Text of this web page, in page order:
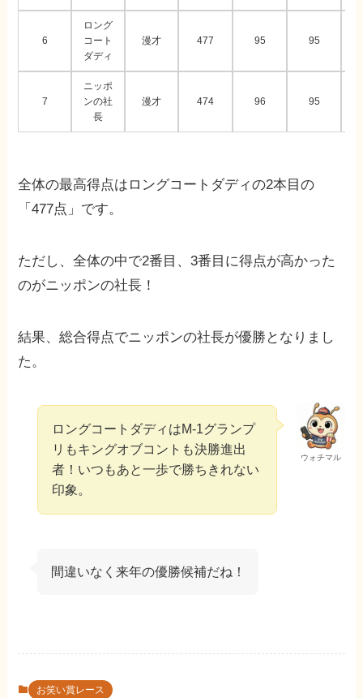
6
ロング
コート
ダディ
漫才 477 95 95
7
ニッポ
ンの社
長
漫才 474 96 95
全体の最高得点はロングコートダディの2本目の
「477点」です。
ただし、全体の中で2番目、3番目に得点が高かった
のがニッポンの社長！
結果、総合得点でニッポンの社長が優勝となりまし
た。
ウォチマル
ロングコートダディはM-1グランプ
リもキングオブコントも決勝進出
者！いつもあと一歩で勝ちきれない
印象。
間違いなく来年の優勝候補だね！
お笑い賞レース